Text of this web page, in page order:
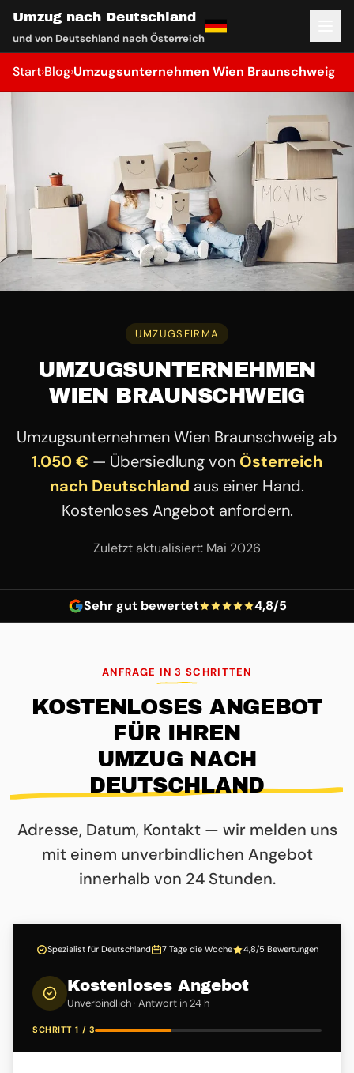
Umzug nach Deutschland
und von Deutschland nach Österreich
Start›Blog›Umzugsunternehmen Wien Braunschweig
UMZUGSFIRMA
UMZUGSUNTERNEHMEN
WIEN BRAUNSCHWEIG
Umzugsunternehmen Wien Braunschweig ab
1.050 € — Übersiedlung von Österreich
nach Deutschland aus einer Hand.
Kostenloses Angebot anfordern.
Zuletzt aktualisiert: Mai 2026
Sehr gut bewertet 4,8/5
ANFRAGE IN 3 SCHRITTEN
KOSTENLOSES ANGEBOT
FÜR IHREN
UMZUG NACH
DEUTSCHLAND
Adresse, Datum, Kontakt — wir melden uns
mit einem unverbindlichen Angebot
innerhalb von 24 Stunden.
Spezialist für Deutschland 7 Tage die Woche 4,8/5 Bewertungen
Kostenloses Angebot
Unverbindlich · Antwort in 24 h
SCHRITT 1 / 3